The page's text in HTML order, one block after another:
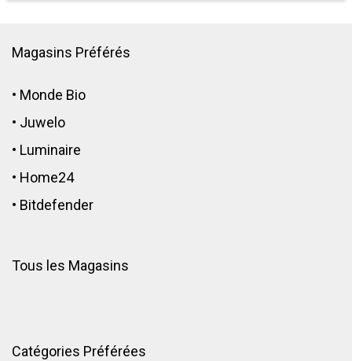
Magasins Préférés
• Monde Bio
• Juwelo
• Luminaire
• Home24
• Bitdefender
Tous les Magasins
Catégories Préférées